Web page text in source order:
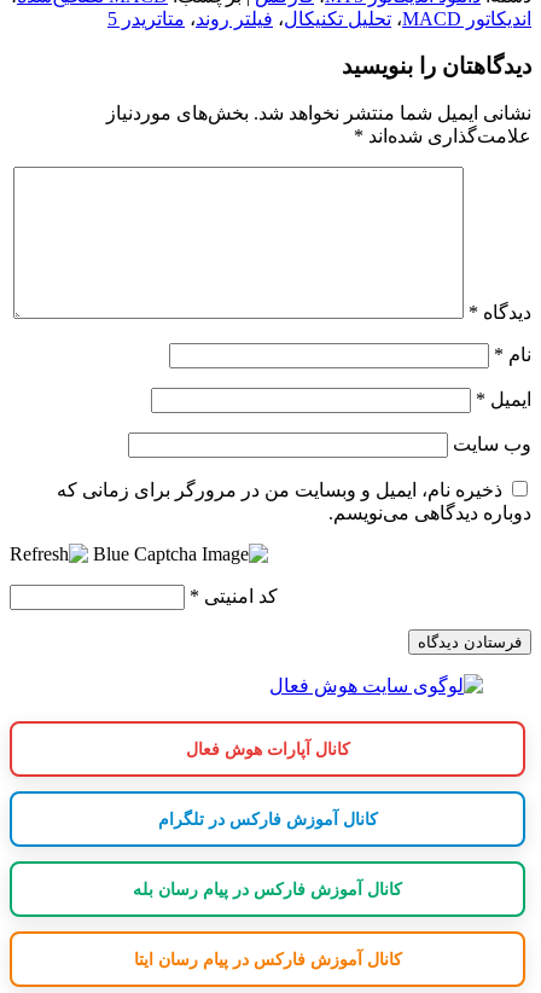
اندیکاتور MACD
، تحلیل تکنیکال، فیلتر روند، متاتریدر 5
دیدگاهتان را بنویسید
نشانی ایمیل شما منتشر نخواهد شد. بخش‌های موردنیاز
علامت‌گذاری شده‌اند *
دیدگاه *
نام *
ایمیل *
وب‌ سایت
ذخیره نام، ایمیل و وبسایت من در مرورگر برای زمانی که
دوباره دیدگاهی می‌نویسم.
کد امنیتی *
کانال آپارات هوش فعال
کانال آموزش فارکس در تلگرام
کانال آموزش فارکس در پیام رسان بله
کانال آموزش فارکس در پیام رسان ایتا